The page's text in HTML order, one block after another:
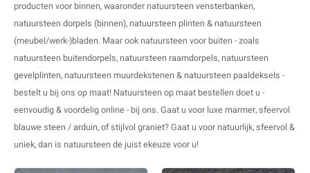
producten voor binnen, waaronder natuursteen vensterbanken,
natuursteen dorpels (binnen), natuursteen plinten & natuursteen
(meubel/werk-)bladen. Maar ook natuursteen voor buiten - zoals
natuursteen buitendorpels, natuursteen raamdorpels, natuursteen
gevelplinten, natuursteen muurdekstenen & natuursteen paaldeksels -
bestelt u bij ons op maat! Natuursteen op maat bestellen doet u -
eenvoudig & voordelig online - bij ons. Gaat u voor luxe marmer, sfeervol
blauwe steen / arduin, of stijlvol graniet? Gaat u voor natuurlijk, sfeervol &
uniek, dan is natuursteen de juist ekeuze voor u!